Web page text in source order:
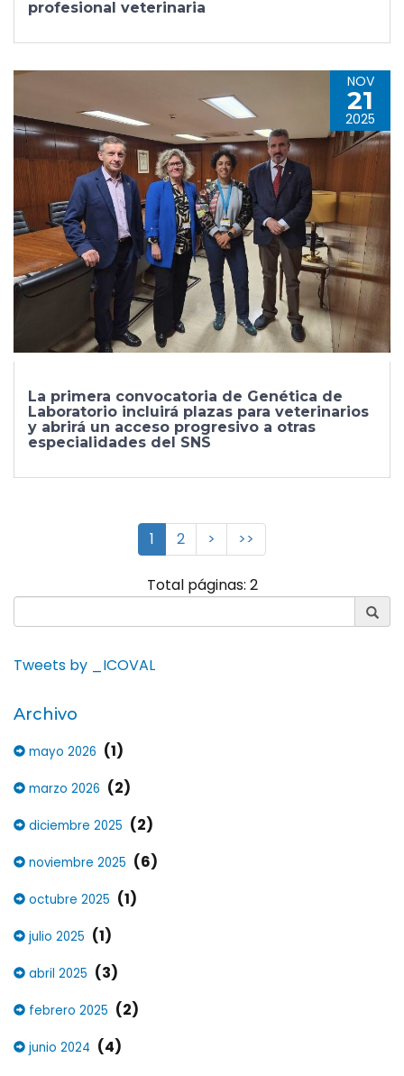
profesional veterinaria
NOV
21
2025
La primera convocatoria de Genética de
Laboratorio incluirá plazas para veterinarios
y abrirá un acceso progresivo a otras
especialidades del SNS
1 2 > >>
Total páginas: 2
Tweets by _ICOVAL
Archivo
mayo 2026 (1)
marzo 2026 (2)
diciembre 2025 (2)
noviembre 2025 (6)
octubre 2025 (1)
julio 2025 (1)
abril 2025 (3)
febrero 2025 (2)
junio 2024 (4)